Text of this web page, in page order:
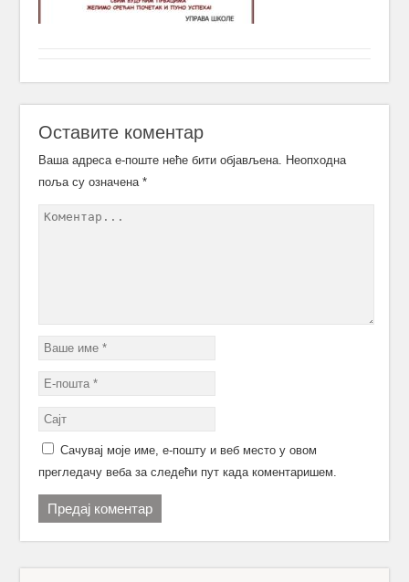
Оставите коментар
Ваша адреса е-поште неће бити објављена. Неопходна
поља су означена*
Сачувај моје име, е-пошту и веб место у овом
прегледачу веба за следећи пут када коментаришем.